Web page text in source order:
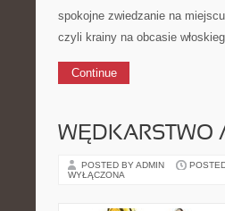
spokojne zwiedzanie na
czyli krainy na obcasie
Continue
WĘDKARSTWO
POSTED BY ADMIN
WYŁĄCZONA